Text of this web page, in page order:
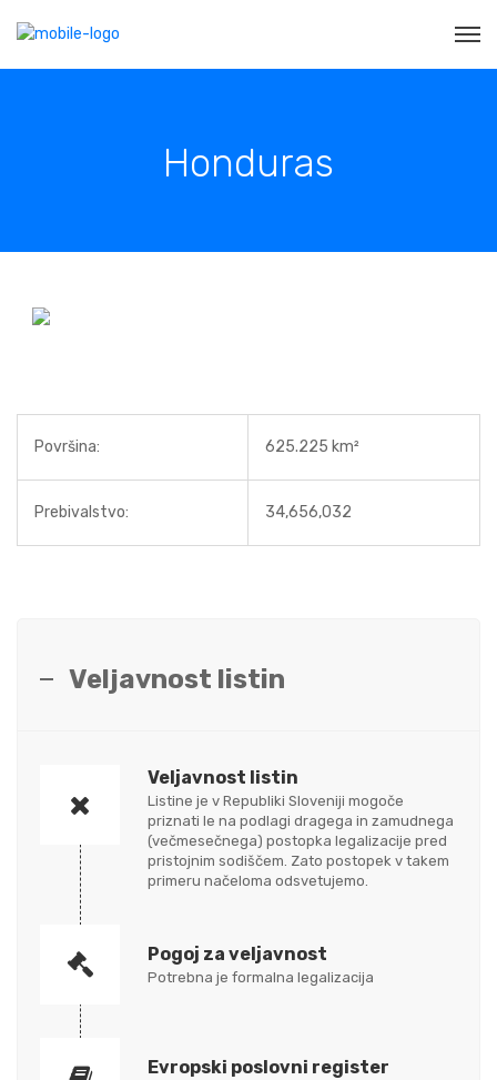
Honduras
Površina: 625.225 km²
Prebivalstvo: 34,656,032
Veljavnost listin
Veljavnost listin
Listine je v Republiki Sloveniji mogoče
priznati le na podlagi dragega in zamudnega
(večmesečnega) postopka legalizacije pred
pristojnim sodiščem. Zato postopek v takem
primeru načeloma odsvetujemo.
Pogoj za veljavnost
Potrebna je formalna legalizacija
Evropski poslovni register